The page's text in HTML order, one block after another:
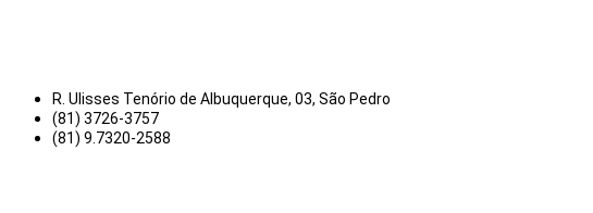
R. Ulisses Tenório de Albuquerque, 03, São Pedro
(81) 3726-3757
(81) 9.7320-2588